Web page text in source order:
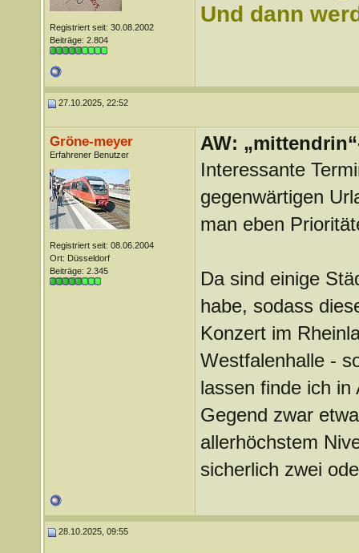
Registriert seit: 30.08.2002
Beiträge: 2.804
Und dann
27.10.2025, 22:52
Gröne-meyer
Erfahrener Benutzer
Registriert seit: 08.06.2004
Ort: Düsseldorf
Beiträge: 2.345
AW:
Interessante
gegenwärtigen
man eben
Da sind einige
habe, sodass
Konzert im
Westfalenhalle -
lassen finde ich
Gegend zwar
allerhöchstem
sicherlich zwei
28.10.2025, 09:55